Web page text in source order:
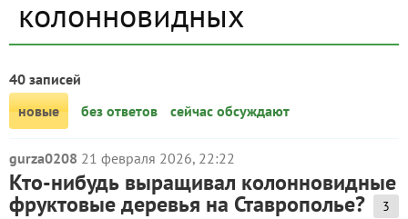
колонновидных
40 записей
новые
без ответов сейчас обсуждают
gurza0208 21 февраля 2026, 22:22
Кто-нибудь выращивал колонновидные
фруктовые деревья на Ставрополье? 3